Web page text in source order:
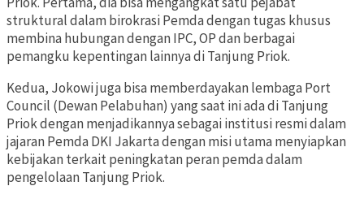
struktural dalam birokrasi Pemda dengan tugas khusus
membina hubungan dengan IPC, OP dan berbagai
pemangku kepentingan lainnya di Tanjung Priok.
Kedua, Jokowi juga bisa memberdayakan lembaga Port
Council (Dewan Pelabuhan) yang saat ini ada di Tanjung
Priok dengan menjadikannya sebagai institusi resmi dalam
jajaran Pemda DKI Jakarta dengan misi utama menyiapkan
kebijakan terkait peningkatan peran pemda dalam
pengelolaan Tanjung Priok.